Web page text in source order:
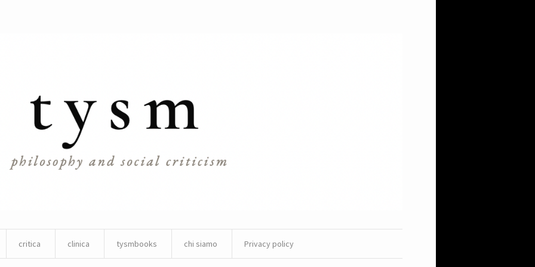
critica clinica tysmbooks chi siamo Privacy policy